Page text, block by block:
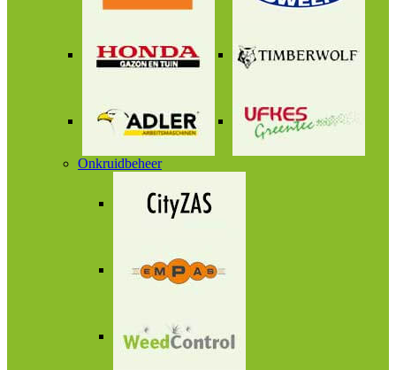
Onkruidbeheer